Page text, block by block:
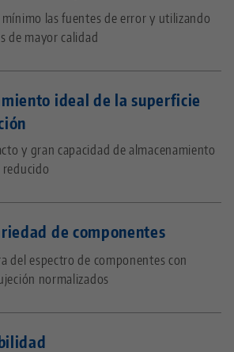
las fuentes de error y utilizando
de mayor calidad
ideal de la superficie
y gran capacidad de almacenamiento
reducido
de componentes
del espectro de componentes con
normalizados